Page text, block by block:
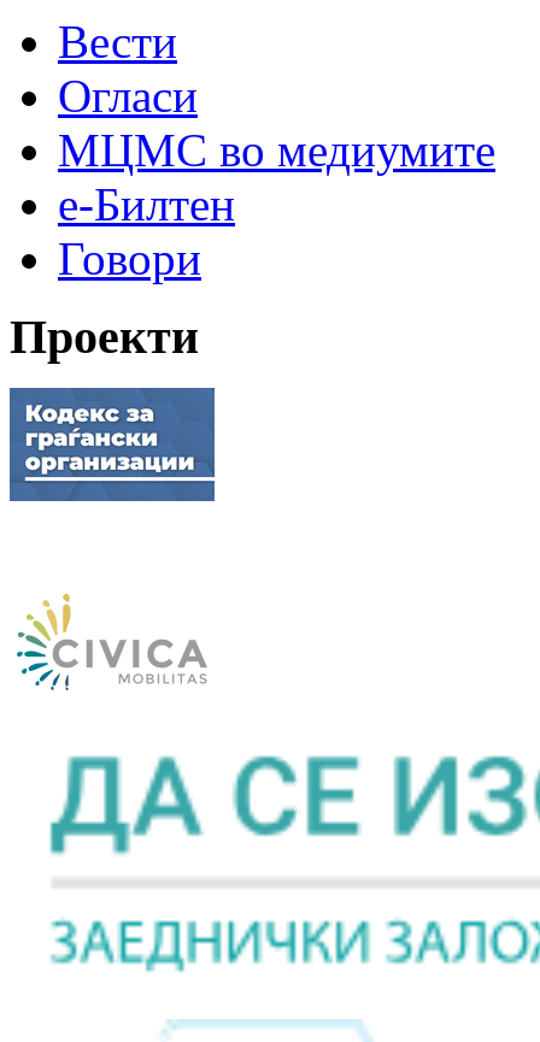
Вести
Огласи
МЦМС во медиумите
е-Билтен
Говори
Проекти